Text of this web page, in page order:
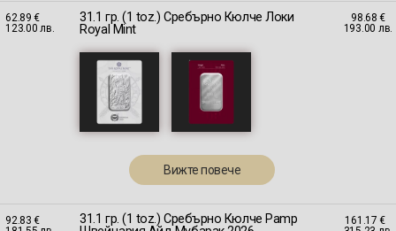
62.89 €
123.00 лв.
31.1 гр. (1 toz.) Сребърно Кюлче Локи
Royal Mint
Вижте повече
98.68 €
193.00 лв.
92.83 €
31.1 гр. (1 toz.) Сребърно Кюлче Pamp
161.17 €